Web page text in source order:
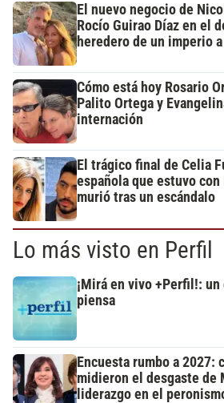
El nuevo negocio de
Rocío Guirao Díaz en el
heredero de un imperio
Cómo está hoy Rosario
Palito Ortega y
internación
El trágico final de Celia
española que estuvo con
murió tras un escándalo
Lo más visto en Perfil
¡Mirá en vivo +Perfil!:
piensa
Encuesta rumbo a 2027:
midieron el desgaste de
liderazgo en el